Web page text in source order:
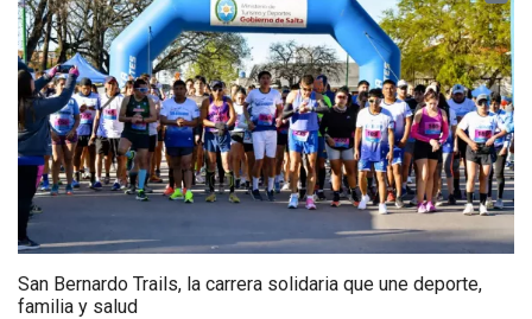
San Bernardo Trails, la carrera solidaria que une deporte,
familia y salud